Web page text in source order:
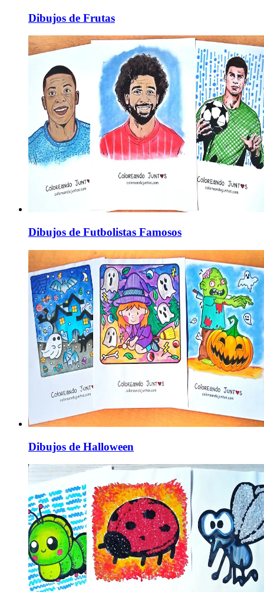
Dibujos de Frutas
Dibujos de Futbolistas Famosos
Dibujos de Halloween